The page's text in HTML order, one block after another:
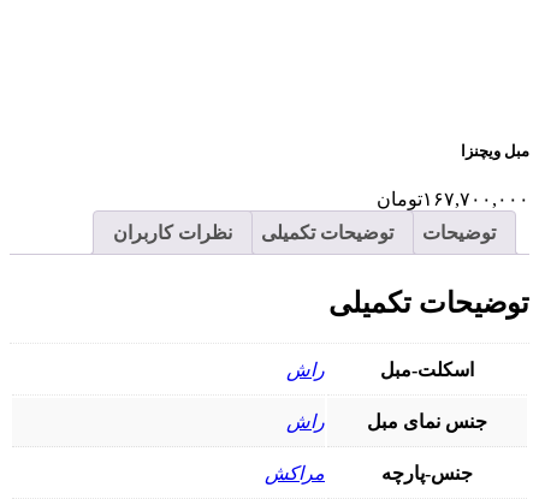
مبل ویچنزا
۱۶۷,۷۰۰,۰۰۰تومان
توضیحات
توضیحات تکمیلی نظرات کاربران
توضیحات تکمیلی
اسکلت-مبل راش
جنس نمای مبل راش
جنس-پارچه مراکش